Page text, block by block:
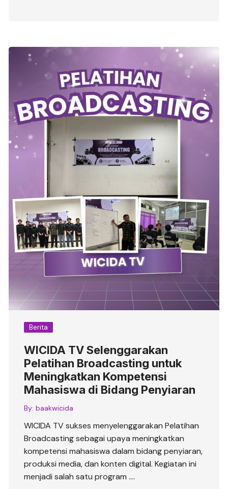
Berita
WICIDA TV Selenggarakan
Pelatihan Broadcasting untuk
Meningkatkan Kompetensi
Mahasiswa di Bidang Penyiaran
By: baakwicida
WICIDA TV sukses menyelenggarakan Pelatihan
Broadcasting sebagai upaya meningkatkan
kompetensi mahasiswa dalam bidang penyiaran,
produksi media, dan konten digital. Kegiatan ini
menjadi salah satu program ….